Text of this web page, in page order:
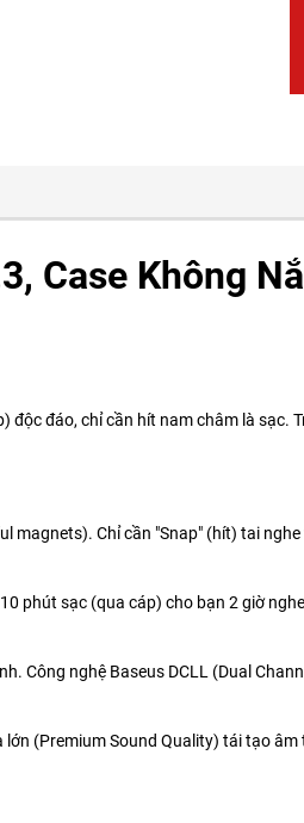
Case Không
độc đáo, chỉ cần hít nam châm là sạc.
magnets). Chỉ cần "Snap" (hít) tai
phút sạc (qua cáp) cho bạn 2 giờ
Công nghệ Baseus DCLL (Dual
(Premium Sound Quality) tái tạo